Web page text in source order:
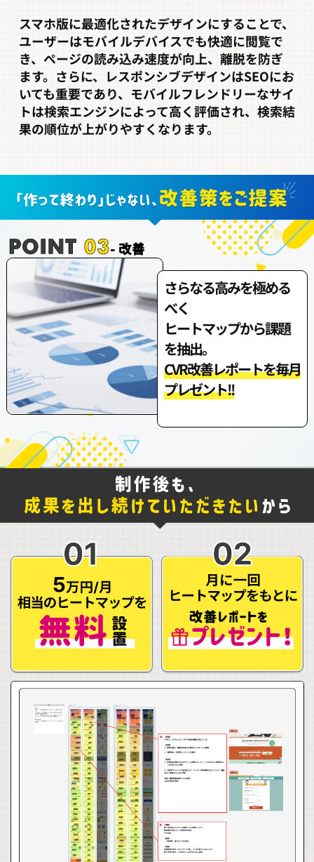
スマホ版に最適化されたデザインにすることで、
ユーザーはモバイルデバイスでも快適に閲覧で
き、ページの読み込み速度が向上、離脱を防ぎ
ます。さらに、レスポンシブデザインはSEOにお
いても重要であり、モバイルフレンドリーなサイ
トは検索エンジンによって高く評価され、検索結
果の順位が上がりやすくなります。
さらなる高みを極める
べく
ヒートマップから課題
を抽出。
CVR改善レポートを毎月
プレゼント!!